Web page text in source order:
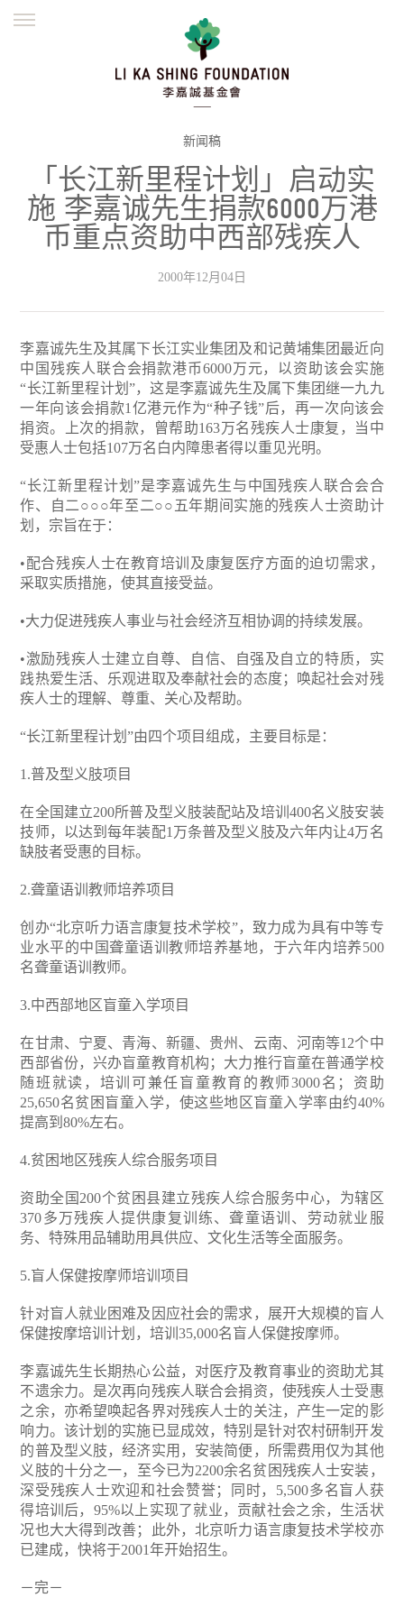
並肩同行
繁體
新闻稿
「长江新里程计划」启动实
施 李嘉诚先生捐款6000万港
币重点资助中西部残疾人
2000年12月04日
李嘉诚先生及其属下长江实业集团及和记黄埔集团最近向
中国残疾人联合会捐款港币6000万元，以资助该会实施
“长江新里程计划”，这是李嘉诚先生及属下集团继一九九
一年向该会捐款1亿港元作为“种子钱”后，再一次向该会
捐资。上次的捐款，曾帮助163万名残疾人士康复，当中
受惠人士包括107万名白内障患者得以重见光明。
“长江新里程计划”是李嘉诚先生与中国残疾人联合会合
作、自二○○○年至二○○五年期间实施的残疾人士资助计
划，宗旨在于：
•配合残疾人士在教育培训及康复医疗方面的迫切需求，
采取实质措施，使其直接受益。
•大力促进残疾人事业与社会经济互相协调的持续发展。
•激励残疾人士建立自尊、自信、自强及自立的特质，实
践热爱生活、乐观进取及奉献社会的态度；唤起社会对残
疾人士的理解、尊重、关心及帮助。
“长江新里程计划”由四个项目组成，主要目标是：
1.普及型义肢项目
在全国建立200所普及型义肢装配站及培训400名义肢安装
技师，以达到每年装配1万条普及型义肢及六年内让4万名
缺肢者受惠的目标。
2.聋童语训教师培养项目
创办“北京听力语言康复技术学校”，致力成为具有中等专
业水平的中国聋童语训教师培养基地，于六年内培养500
名聋童语训教师。
3.中西部地区盲童入学项目
在甘肃、宁夏、青海、新疆、贵州、云南、河南等12个中
西部省份，兴办盲童教育机构；大力推行盲童在普通学校
随班就读，培训可兼任盲童教育的教师3000名；资助
25,650名贫困盲童入学，使这些地区盲童入学率由约40%
提高到80%左右。
4.贫困地区残疾人综合服务项目
资助全国200个贫困县建立残疾人综合服务中心，为辖区
370多万残疾人提供康复训练、聋童语训、劳动就业服
务、特殊用品辅助用具供应、文化生活等全面服务。
5.盲人保健按摩师培训项目
针对盲人就业困难及因应社会的需求，展开大规模的盲人
保健按摩培训计划，培训35,000名盲人保健按摩师。
李嘉诚先生长期热心公益，对医疗及教育事业的资助尤其
不遗余力。是次再向残疾人联合会捐资，使残疾人士受惠
之余，亦希望唤起各界对残疾人士的关注，产生一定的影
响力。该计划的实施已显成效，特别是针对农村研制开发
的普及型义肢，经济实用，安装简便，所需费用仅为其他
义肢的十分之一，至今已为2200余名贫困残疾人士安装，
深受残疾人士欢迎和社会赞誉；同时，5,500多名盲人获
得培训后，95%以上实现了就业，贡献社会之余，生活状
况也大大得到改善；此外，北京听力语言康复技术学校亦
已建成，快将于2001年开始招生。
－完－